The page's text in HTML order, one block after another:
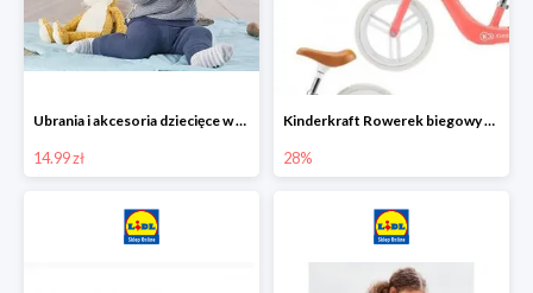
Ubrania i akcesoria dziecięce w Lidlu Online od 14,99 zł
14.99 zł
Kinderkraft Rowerek biegowy Fly
28%